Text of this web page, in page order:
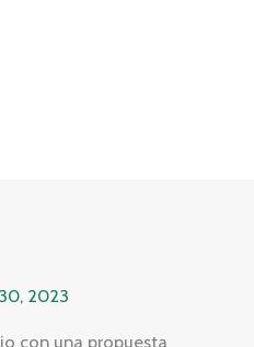
2023
con una propuesta